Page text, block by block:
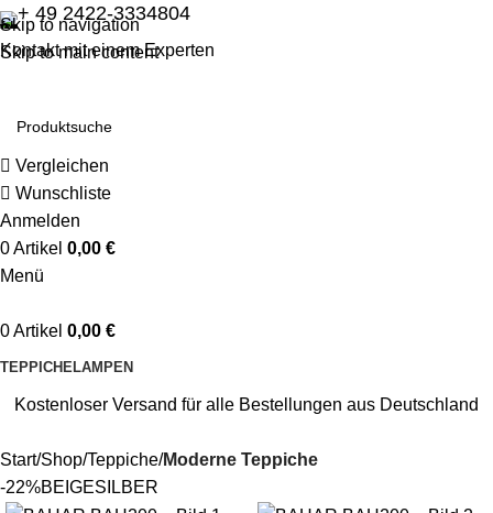
Skip to navigation
Skip to main content
+ 49 2422-3334804
Kontakt mit einem Experten
Vergleichen
Wunschliste
Anmelden
0Artikel 0,00 €
Menü
0Artikel 0,00 €
TEPPICHELAMPEN
Kostenloser Versand für alle Bestellungen aus Deutschland
Start Shop Teppiche Moderne Teppiche
-22%BEIGESILBER